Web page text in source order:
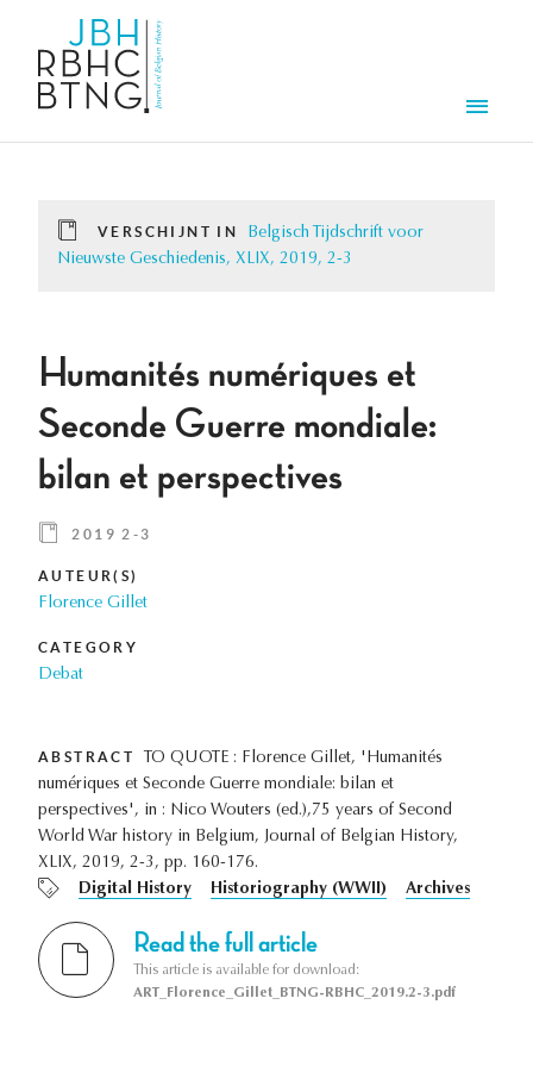
VERSCHIJNT IN
Belgisch Tijdschrift voor
Nieuwste Geschiedenis, XLIX, 2019, 2-3
Humanités numériques et
Seconde Guerre mondiale:
bilan et perspectives
2019 2-3
AUTEUR(S)
Florence Gillet
CATEGORY
Debat
ABSTRACT
TO QUOTE : Florence Gillet, 'Humanités
numériques et Seconde Guerre mondiale: bilan et
perspectives', in : Nico Wouters (ed.),75 years of Second
World War history in Belgium, Journal of Belgian History,
XLIX, 2019, 2-3, pp. 160-176.
Digital History
Historiography (WWII) Archives
Read the full article
This article is available for download:
ART_Florence_Gillet_BTNG-RBHC_2019.2-3.pdf